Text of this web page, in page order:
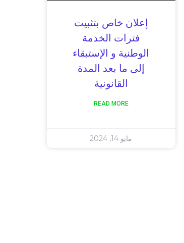
إعلان خاص بتثبيت
فترات الخدمة
الوطنية و الإستبقاء
إلى ما بعد المدة
القانونية
READ MORE
مايو 14, 2024